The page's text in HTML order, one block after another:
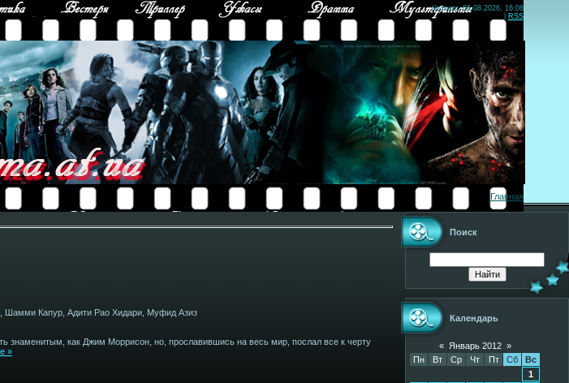
Четверг, 06.08.2026, 16:08
RSS
Главная
Шамми Капур, Адити Рао Хидари, Муфид Азиз
знаменитым, как Джим Моррисон, но, прославившись на весь мир, послал все к черту
»
Поиск
Календарь
« Январь 2012 »
Пн
Вт Ср Чт Пт Сб
Вс
1